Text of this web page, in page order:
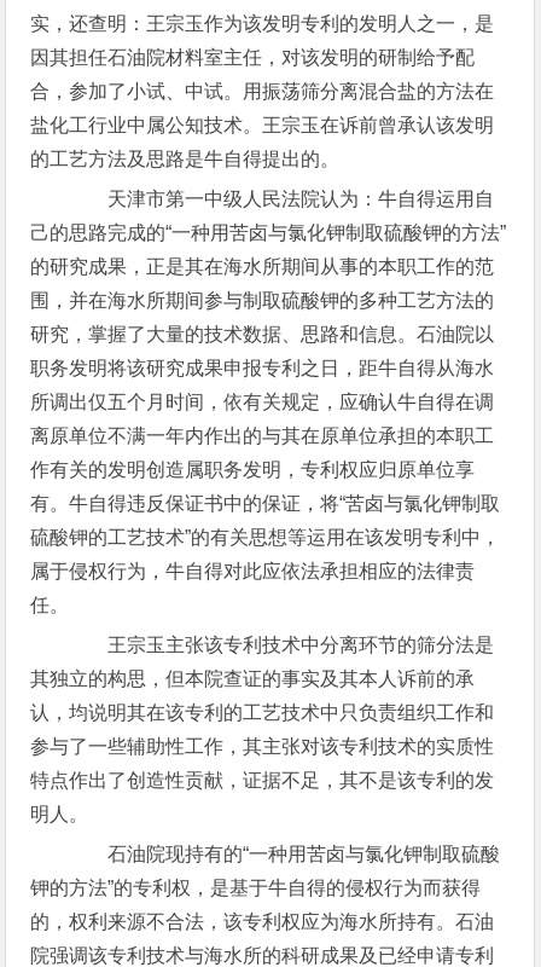
实，还查明：王宗玉作为该发明专利的发明人之一，是
因其担任石油院材料室主任，对该发明的研制给予配
合，参加了小试、中试。用振荡筛分离混合盐的方法在
盐化工行业中属公知技术。王宗玉在诉前曾承认该发明
的工艺方法及思路是牛自得提出的。
天津市第一中级人民法院认为：牛自得运用自
己的思路完成的“一种用苦卤与氯化钾制取硫酸钾的方法”
的研究成果，正是其在海水所期间从事的本职工作的范
围，并在海水所期间参与制取硫酸钾的多种工艺方法的
研究，掌握了大量的技术数据、思路和信息。石油院以
职务发明将该研究成果申报专利之日，距牛自得从海水
所调出仅五个月时间，依有关规定，应确认牛自得在调
离原单位不满一年内作出的与其在原单位承担的本职工
作有关的发明创造属职务发明，专利权应归原单位享
有。牛自得违反保证书中的保证，将“苦卤与氯化钾制取
硫酸钾的工艺技术”的有关思想等运用在该发明专利中，
属于侵权行为，牛自得对此应依法承担相应的法律责
任。
王宗玉主张该专利技术中分离环节的筛分法是
其独立的构思，但本院查证的事实及其本人诉前的承
认，均说明其在该专利的工艺技术中只负责组织工作和
参与了一些辅助性工作，其主张对该专利技术的实质性
特点作出了创造性贡献，证据不足，其不是该专利的发
明人。
石油院现持有的“一种用苦卤与氯化钾制取硫酸
钾的方法”的专利权，是基于牛自得的侵权行为而获得
的，权利来源不合法，该专利权应为海水所持有。石油
院强调该专利技术与海水所的科研成果及已经申请专利